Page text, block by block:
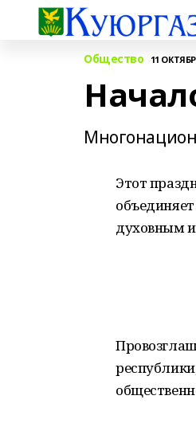
Общество 11
Этот
духовным